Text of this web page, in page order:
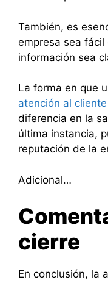
También, es
empresa sea fácil
información sea
La forma en que
atención al
diferencia en la
última instancia,
reputación de la
Adicional…
cierre
En conclusión, la